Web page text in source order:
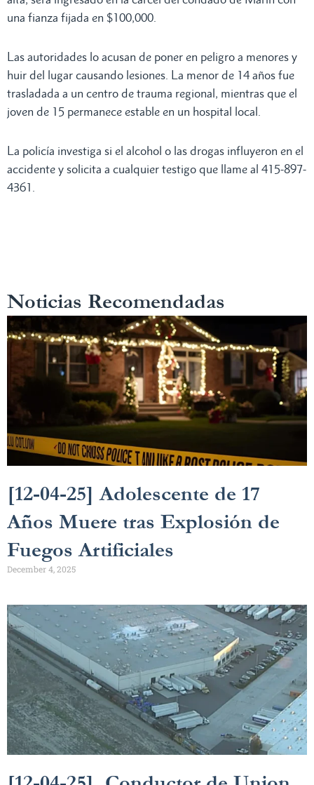
una fianza fijada en $100,000.
Las autoridades lo acusan de poner en peligro a menores y
huir del lugar causando lesiones. La menor de 14 años fue
trasladada a un centro de trauma regional, mientras que el
joven de 15 permanece estable en un hospital local.
La policía investiga si el alcohol o las drogas influyeron en el
accidente y solicita a cualquier testigo que llame al 415-897-
4361.
Noticias Recomendadas
[12-04-25] Adolescente de 17
Años Muere tras Explosión de
Fuegos Artificiales
December 4, 2025